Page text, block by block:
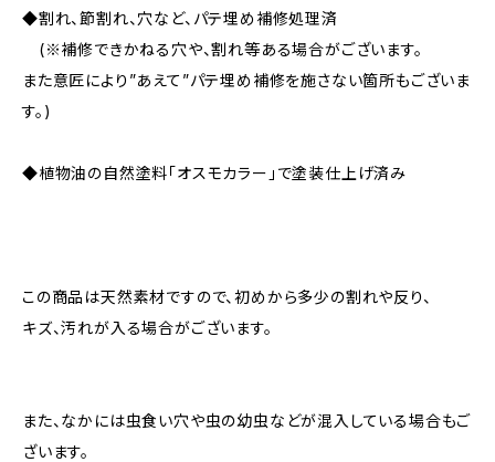
◆割れ、節割れ、穴など、パテ埋め補修処理済
(※補修できかねる穴や、割れ等ある場合がございます。
また意匠により”あえて”パテ埋め補修を施さない箇所もございま
す。)
◆植物油の自然塗料「オスモカラー」で塗装仕上げ済み
この商品は天然素材ですので、初めから多少の割れや反り、
キズ、汚れが入る場合がございます。
また、なかには虫食い穴や虫の幼虫などが混入している場合もご
ざいます。